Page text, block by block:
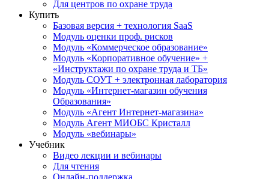
Для центров по охране труда
Купить
Базовая версия + технология SaaS
Модуль оценки проф. рисков
Модуль «Коммерческое образование»
Модуль «Корпоративное обучение» +
«Инструктажи по охране труда и ТБ»
Модуль СОУТ + электронная лаборатория
Модуль «Интернет-магазин обучения
Образования»
Модуль «Агент Интернет-магазина»
Модуль Агент МИОБС Кристалл
Модуль «вебинары»
Учебник
Видео лекции и вебинары
Для чтения
Онлайн-поддержка